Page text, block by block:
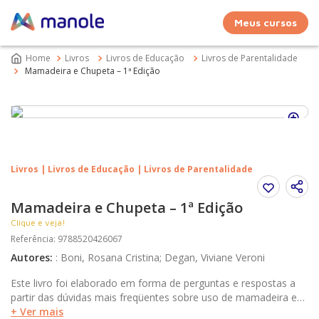
Meus cursos
Livros Livros de Educação
Livros de Parentalidade
Mamadeira e Chupeta – 1ª Edição
Livros | Livros de Educação | Livros de Parentalidade
Mamadeira e Chupeta – 1ª Edição
Clique e veja!
Referência: 9788520426067
Autores: : Boni, Rosana Cristina; Degan, Viviane Veroni
Este livro foi elaborado em forma de perguntas e respostas a
partir das dúvidas mais freqüentes sobre uso de mamadeira e
chupeta. Contém informações cujo objetivo é orientar e
+ Ver mais